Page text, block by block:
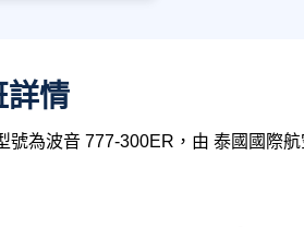
詳情
號為波音 777-300ER，由 泰國國際